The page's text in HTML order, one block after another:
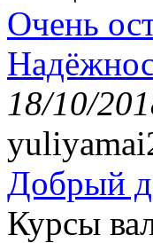
Очень
18/10/
Добрый
Курсы